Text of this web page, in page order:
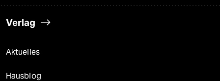
Verlag
Aktuelles
Hausblog